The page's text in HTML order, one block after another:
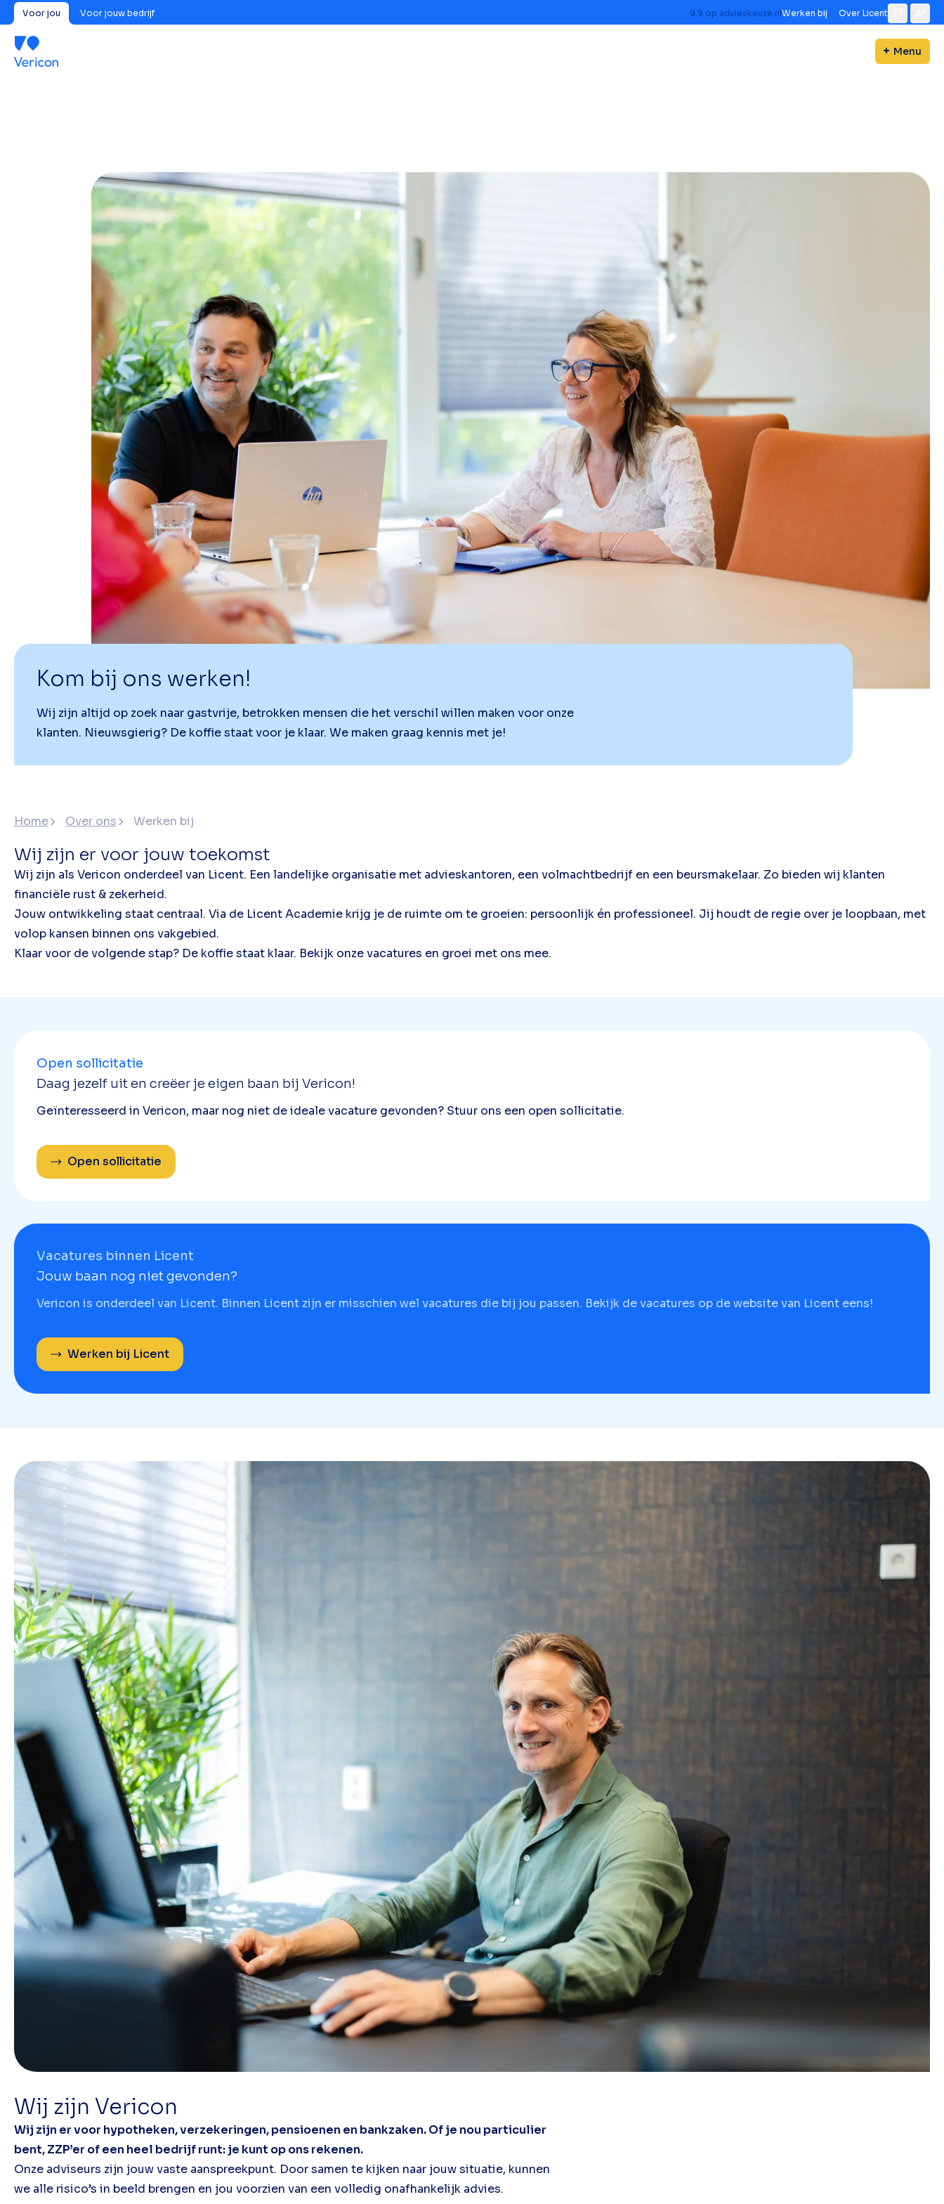
Voor jou Voor jouw bedrijf 9.9 op advieskeuze.nlWerken bij Over Licent
Menu
Kom bij ons werken!
Wij zijn altijd op zoek naar gastvrije, betrokken mensen die het verschil willen maken voor onze
klanten. Nieuwsgierig? De koffie staat voor je klaar. We maken graag kennis met je!
Home Over ons Werken bij
Wij zijn er voor jouw toekomst
Wij zijn als Vericon onderdeel van Licent. Een landelijke organisatie met advieskantoren, een volmachtbedrijf en een beursmakelaar. Zo bieden wij klanten
financiële rust & zekerheid.
Jouw ontwikkeling staat centraal. Via de Licent Academie krijg je de ruimte om te groeien: persoonlijk én professioneel. Jij houdt de regie over je loopbaan, met
volop kansen binnen ons vakgebied.
Klaar voor de volgende stap? De koffie staat klaar. Bekijk onze vacatures en groei met ons mee.
Open sollicitatie
Daag jezelf uit en creëer je eigen baan bij Vericon!
Geïnteresseerd in Vericon, maar nog niet de ideale vacature gevonden? Stuur ons een open sollicitatie.
Open sollicitatie
Vacatures binnen Licent
Jouw baan nog niet gevonden?
Vericon is onderdeel van Licent. Binnen Licent zijn er misschien wel vacatures die bij jou passen. Bekijk de vacatures op de website van Licent eens!
Werken bij Licent
Wij zijn Vericon
Wij zijn er voor hypotheken, verzekeringen, pensioenen en bankzaken. Of je nou particulier
bent, ZZP’er of een heel bedrijf runt: je kunt op ons rekenen.
Onze adviseurs zijn jouw vaste aanspreekpunt. Door samen te kijken naar jouw situatie, kunnen
we alle risico’s in beeld brengen en jou voorzien van een volledig onafhankelijk advies.